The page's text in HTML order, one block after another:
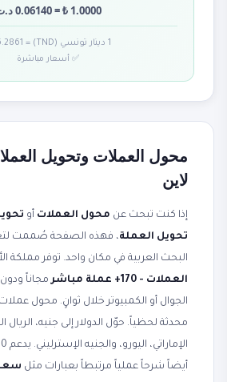
1.0000 ₺ = 0.06140 د.ت
1 دينار تونسي (TND) = 16.2861 ₺
✅ أسعار مباشرة
محول العملات وتحويل
لاين
إذا كنت تبحث عن محول العملات أو
تحويل العملة، فهذه الصفحة صُممت
البحث العربية في مكان واحد. توفر مملكة
العملات - 170+ عملة مباشر
مجاناً
الجوال أو الكمبيوتر خلال ثوانٍ. محول
محدثة لحظياً. حوّل الدولار إلى جنيه،
أيضاً شرحاً عملياً مرتبطاً بعبارات مثل سعر